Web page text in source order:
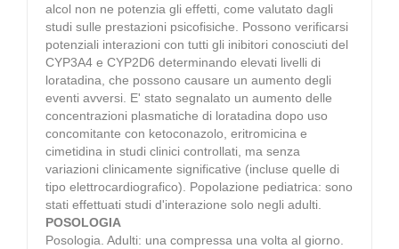
alcol non ne potenzia gli effetti, come valutato dagli
studi sulle prestazioni psicofisiche. Possono verificarsi
potenziali interazioni con tutti gli inibitori conosciuti del
CYP3A4 e CYP2D6 determinando elevati livelli di
loratadina, che possono causare un aumento degli
eventi avversi. E' stato segnalato un aumento delle
concentrazioni plasmatiche di loratadina dopo uso
concomitante con ketoconazolo, eritromicina e
cimetidina in studi clinici controllati, ma senza
variazioni clinicamente significative (incluse quelle di
tipo elettrocardiografico). Popolazione pediatrica: sono
stati effettuati studi d'interazione solo negli adulti.
POSOLOGIA
Posologia. Adulti: una compressa una volta al giorno.